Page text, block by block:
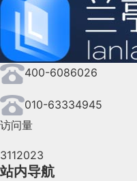
400-6086026
010-63334945
访问量
3112023
站内导航